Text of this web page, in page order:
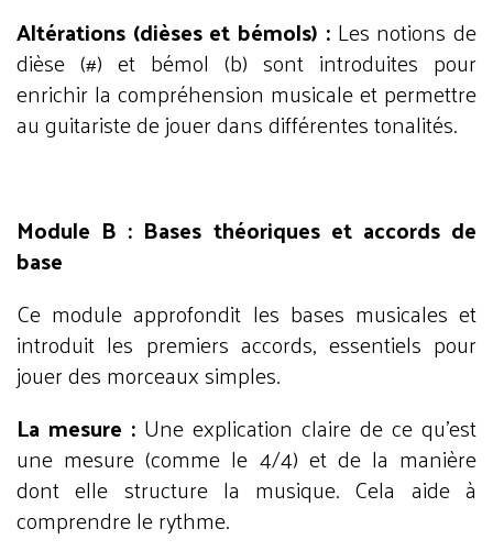
Altérations (dièses et bémols) :Les notions de
dièse (#) et bémol (b) sont introduites pour
enrichir la compréhension musicale et permettre
au guitariste de jouer dans différentes tonalités.
Module B : Bases théoriques et accords de
base
Ce module approfondit les bases musicales et
introduit les premiers accords, essentiels pour
jouer des morceaux simples.
La mesure : Une explication claire de ce qu'est
une mesure (comme le 4/4) et de la manière
dont elle structure la musique. Cela aide à
comprendre le rythme.